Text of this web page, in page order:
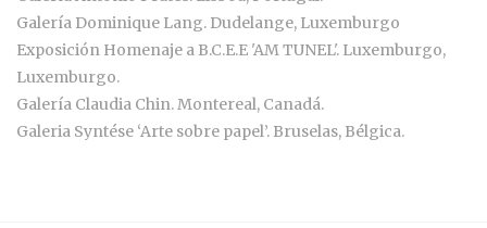
Galería Dominique Lang. Dudelange, Luxemburgo
Exposición Homenaje a B.C.E.E 'AM TUNEL'. Luxemburgo,
Luxemburgo.
Galería Claudia Chin. Montereal, Canadá.
Galeria Syntése ‘Arte sobre papel’. Bruselas, Bélgica.